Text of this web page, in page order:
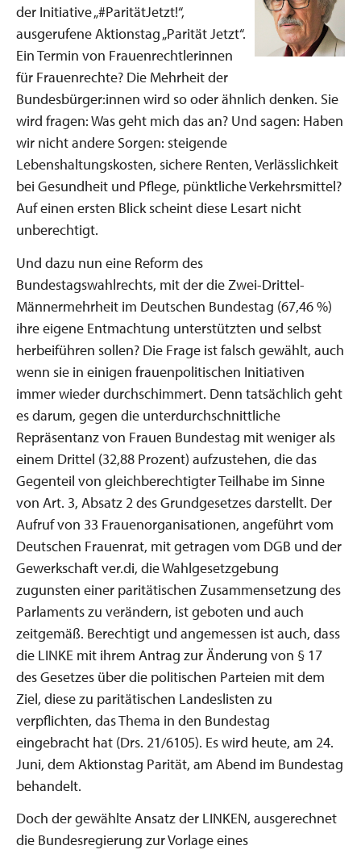
der Initiative „#ParitätJetzt!“,
ausgerufene Aktionstag „Parität Jetzt“.
Ein Termin von Frauenrechtlerinnen
für Frauenrechte? Die Mehrheit der
Bundesbürger:innen wird so oder ähnlich denken. Sie
wird fragen: Was geht mich das an? Und sagen: Haben
wir nicht andere Sorgen: steigende
Lebenshaltungskosten, sichere Renten, Verlässlichkeit
bei Gesundheit und Pflege, pünktliche Verkehrsmittel?
Auf einen ersten Blick scheint diese Lesart nicht
unberechtigt.
Und dazu nun eine Reform des
Bundestagswahlrechts, mit der die Zwei-Drittel-
Männermehrheit im Deutschen Bundestag (67,46 %)
ihre eigene Entmachtung unterstützten und selbst
herbeiführen sollen? Die Frage ist falsch gewählt, auch
wenn sie in einigen frauenpolitischen Initiativen
immer wieder durchschimmert. Denn tatsächlich geht
es darum, gegen die unterdurchschnittliche
Repräsentanz von Frauen Bundestag mit weniger als
einem Drittel (32,88 Prozent) aufzustehen, die das
Gegenteil von gleichberechtigter Teilhabe im Sinne
von Art. 3, Absatz 2 des Grundgesetzes darstellt. Der
Aufruf von 33 Frauenorganisationen, angeführt vom
Deutschen Frauenrat, mit getragen vom DGB und der
Gewerkschaft ver.di, die Wahlgesetzgebung
zugunsten einer paritätischen Zusammensetzung des
Parlaments zu verändern, ist geboten und auch
zeitgemäß. Berechtigt und angemessen ist auch, dass
die LINKE mit ihrem Antrag zur Änderung von § 17
des Gesetzes über die politischen Parteien mit dem
Ziel, diese zu paritätischen Landeslisten zu
verpflichten, das Thema in den Bundestag
eingebracht hat (Drs. 21/6105). Es wird heute, am 24.
Juni, dem Aktionstag Parität, am Abend im Bundestag
behandelt.
Doch der gewählte Ansatz der LINKEN, ausgerechnet
die Bundesregierung zur Vorlage eines